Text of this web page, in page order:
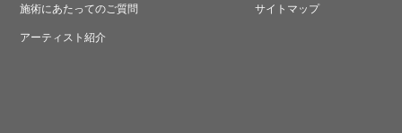
施術にあたってのご質問 サイトマップ
アーティスト紹介